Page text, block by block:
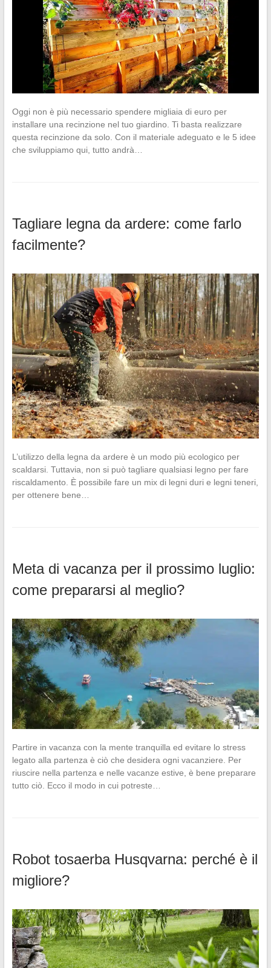
Oggi non è più necessario spendere migliaia di euro per
installare una recinzione nel tuo giardino. Ti basta realizzare
questa recinzione da solo. Con il materiale adeguato e le 5 idee
che sviluppiamo qui, tutto andrà…
Tagliare legna da ardere: come farlo
facilmente?
L’utilizzo della legna da ardere è un modo più ecologico per
scaldarsi. Tuttavia, non si può tagliare qualsiasi legno per fare
riscaldamento. È possibile fare un mix di legni duri e legni teneri,
per ottenere bene…
Meta di vacanza per il prossimo luglio:
come prepararsi al meglio?
Partire in vacanza con la mente tranquilla ed evitare lo stress
legato alla partenza è ciò che desidera ogni vacanziere. Per
riuscire nella partenza e nelle vacanze estive, è bene preparare
tutto ciò. Ecco il modo in cui potreste…
Robot tosaerba Husqvarna: perché è il
migliore?